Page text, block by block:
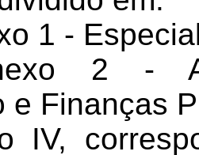
1 -
2 -
e Finanças
IV,